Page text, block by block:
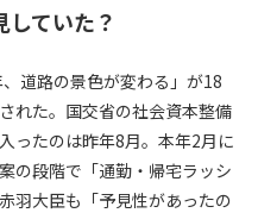
覧
ていた？
道路の景色が変わる」が18
れた。国交省の社会資本整備
ったのは昨年8月。本年2月に
の段階で「通勤・帰宅ラッシ
羽大臣も「予見性があったの
サポーター会あ本員、無料
て定めるものです。
掲載するルールは本規約の